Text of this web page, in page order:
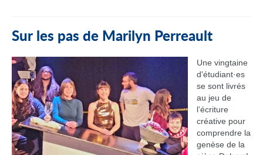
Sur les pas de Marilyn Perreault
Une vingtaine
d'étudiant·es
se sont livrés
au jeu de
l’écriture
créative pour
comprendre la
genèse de la